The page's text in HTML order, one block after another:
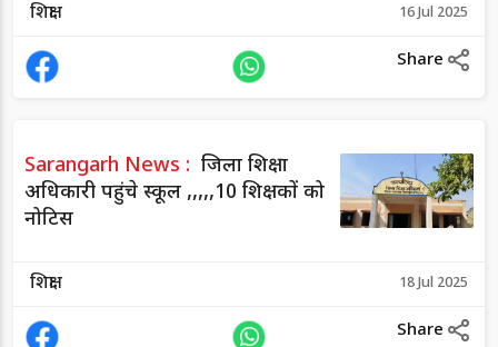
शिक्षा 16 Jul 2025
Share
Sarangarh News : जिला शिक्षा
अधिकारी पहुंचे स्कूल ,,,,,10 शिक्षकों को
नोटिस
शिक्षा 18 Jul 2025
Share